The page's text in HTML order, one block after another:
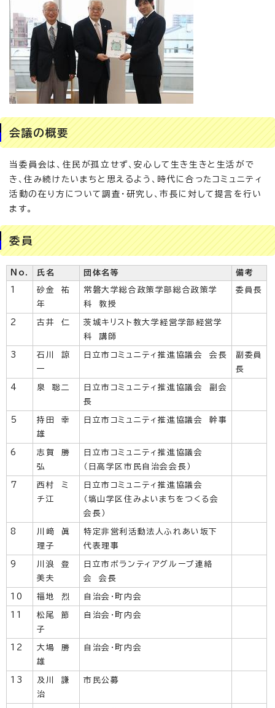
会議の概要
当委員会は、住民が孤立せず、安心して生き生きと生活がで
き、住み続けたいまちと思えるよう、時代に合ったコミュニティ
活動の在り方について調査・研究し、市長に対して提言を行い
ます。
委員
No. 氏名 団体名等 備考
1
砂金 祐
年
常磐大学総合政策学部総合政策学
科 教授
委員長
2 古井 仁
茨城キリスト教大学経営学部経営学
科 講師
3
石川 諒
一
日立市コミュニティ推進協議会 会長
副委員
長
4 泉 聡二
日立市コミュニティ推進協議会 副会
長
5
持田 幸
雄
日立市コミュニティ推進協議会 幹事
6
志賀 勝
弘
日立市コミュニティ推進協議会
（日高学区市民自治会会長）
7
西村 ミ
チ江
日立市コミュニティ推進協議会
（塙山学区住みよいまちをつくる会
会長）
8
川﨑 眞
理子
特定非営利活動法人ふれあい坂下
代表理事
9
川浪 登
美夫
日立市ボランティアグループ連絡
会 会長
10 福地 烈 自治会・町内会
11
松尾 節
子
自治会・町内会
12
大場 勝
雄
自治会・町内会
13
及川 謙
治
市民公募